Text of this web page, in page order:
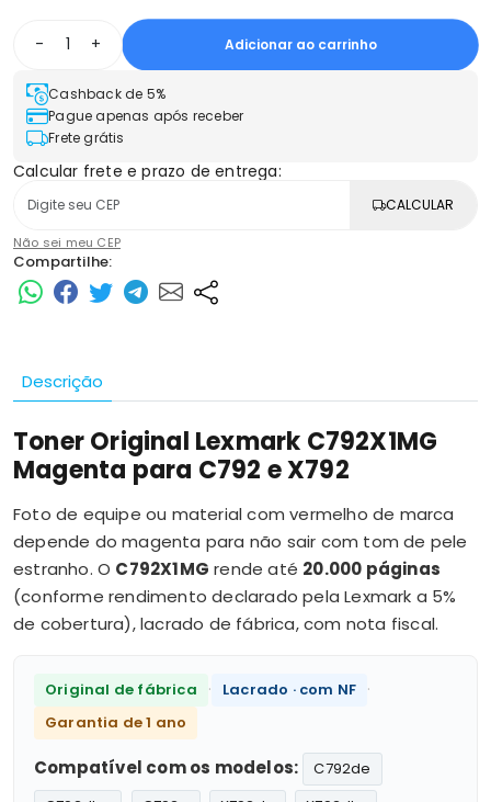
- + Adicionar ao carrinho
Cashback de 5%
Pague apenas após receber
Frete grátis
Calcular frete e prazo de entrega:
CALCULAR
Não sei meu CEP
Compartilhe:
Descrição
Toner Original Lexmark C792X1MG
Magenta para C792 e X792
Foto de equipe ou material com vermelho de marca
depende do magenta para não sair com tom de pele
estranho. O C792X1MG rende até 20.000 páginas
(conforme rendimento declarado pela Lexmark a 5%
de cobertura), lacrado de fábrica, com nota fiscal.
Original de fábrica · Lacrado · com NF ·
Garantia de 1 ano
Compatível com os modelos:
C792de